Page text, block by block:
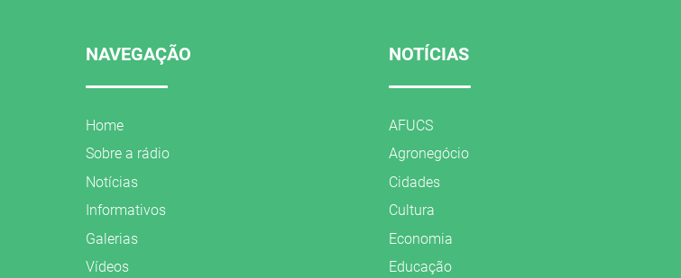
NAVEGAÇÃO
Home
Sobre a rádio
Notícias
Informativos
Galerias
Vídeos
NOTÍCIAS
AFUCS
Agronegócio
Cidades
Cultura
Economia
Educação